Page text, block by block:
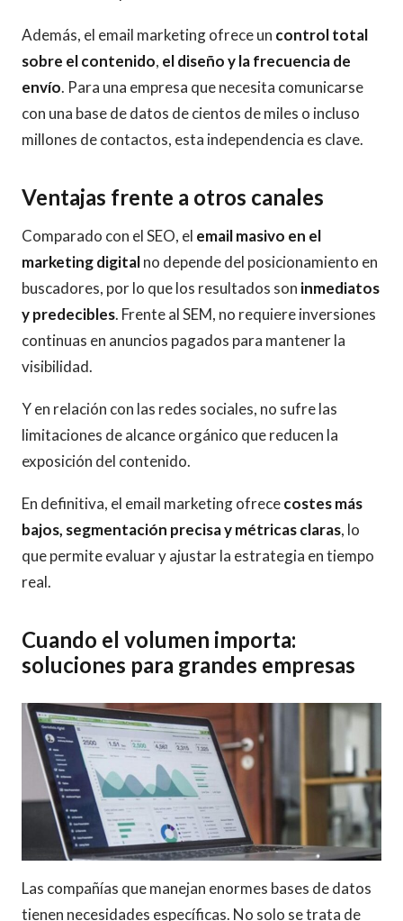
Además, el email marketing ofrece un control total
sobre el contenido, el diseño y la frecuencia de
envío. Para una empresa que necesita comunicarse
con una base de datos de cientos de miles o incluso
millones de contactos, esta independencia es clave.
Ventajas frente a otros canales
Comparado con el SEO, el email masivo en el
marketing digitalno depende del posicionamiento en
buscadores, por lo que los resultados son inmediatos
y predecibles. Frente al SEM, no requiere inversiones
continuas en anuncios pagados para mantener la
visibilidad.
Y en relación con las redes sociales, no sufre las
limitaciones de alcance orgánico que reducen la
exposición del contenido.
En definitiva, el email marketing ofrececostes más
bajos, segmentación precisa y métricas claras, lo
que permite evaluar y ajustar la estrategia en tiempo
real.
Cuando el volumen importa:
soluciones para grandes empresas
Las compañías que manejan enormes bases de datos
tienen necesidades específicas. No solo se trata de